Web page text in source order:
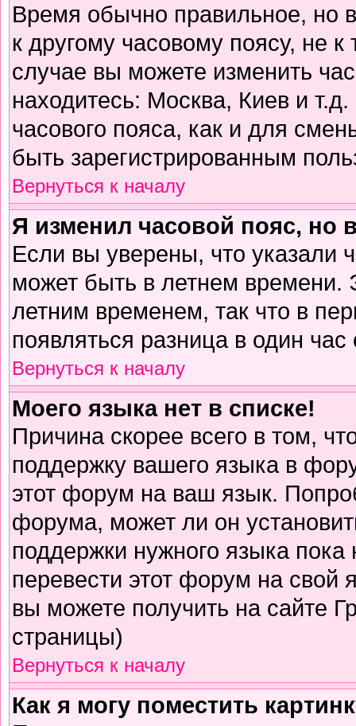
Время обычно правильное, но
к другому часовому поясу, не
случае вы можете изменить
находитесь: Москва, Киев и
часового пояса, как и для
быть зарегистрированным
Вернуться к началу
Я изменил часовой пояс, но
Если вы уверены, что указали
может быть в летнем времени.
летним временем, так что в
появляться разница в один
Вернуться к началу
Моего языка нет в списке!
Причина скорее всего в том,
поддержку вашего языка в
этот форум на ваш язык.
форума, может ли он
поддержки нужного языка
перевести этот форум на
вы можете получить на сайте
страницы)
Вернуться к началу
Как я могу поместить